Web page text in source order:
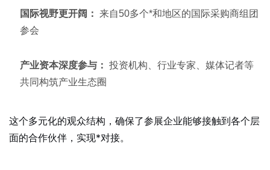
国际视野更开阔： 来自50多个*和地区的国际采购商组团
参会
产业资本深度参与： 投资机构、行业专家、媒体记者等
共同构筑产业生态圈
这个多元化的观众结构，确保了参展企业能够接触到各个层
面的合作伙伴，实现*对接。